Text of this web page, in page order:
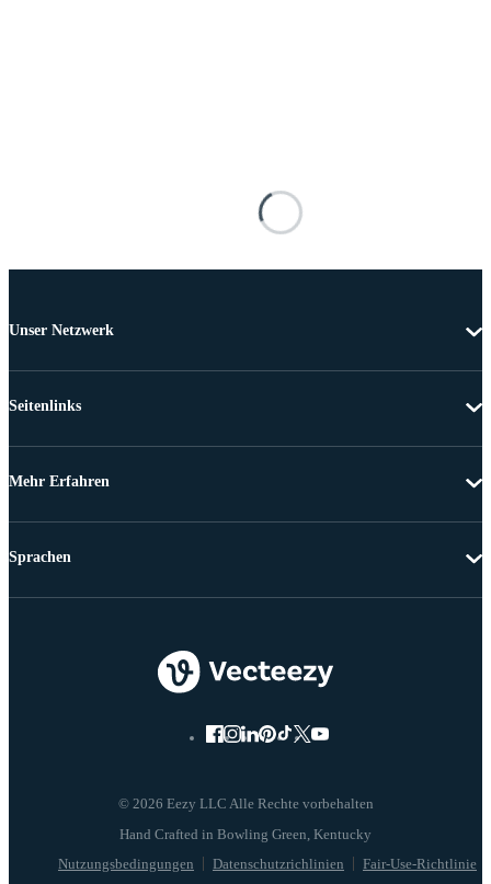
Unser Netzwerk
Seitenlinks
Mehr Erfahren
© 2026 Eezy LLC Alle Rechte vorbehalten
Nutzungsbedingungen Datenschutzrichlinien Fair-Use-Richtlinie
Sprachen